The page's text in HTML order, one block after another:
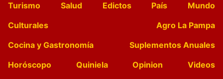
Turismo
Salud Edictos País
Mundo
Culturales
Agro La Pampa
Cocina y Gastronomía
Suplementos Anuales
Horóscopo
Quiniela Opinion
Videos